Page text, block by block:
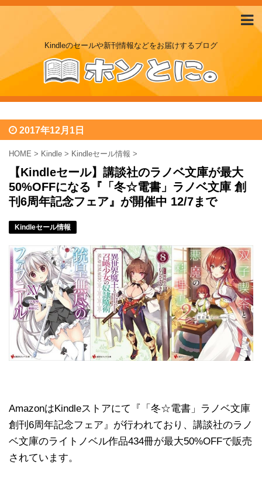
Kindleのセールや新刊情報などをお届けするブログ
2017年12月1日
HOME > Kindle > Kindleセール情報 >
【Kindleセール】講談社のラノベ文庫が最大
50%OFFになる『「冬☆電書」ラノベ文庫 創
刊6周年記念フェア』が開催中 12/7まで
Kindleセール情報
AmazonはKindleストアにて『「冬☆電書」ラノベ文庫
創刊6周年記念フェア』が行われており、講談社のラノ
ベ文庫のライトノベル作品434冊が最大50%OFFで販売
されています。